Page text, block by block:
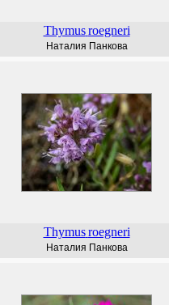
Thymus roegneri
Наталия Панкова
Thymus roegneri
Наталия Панкова